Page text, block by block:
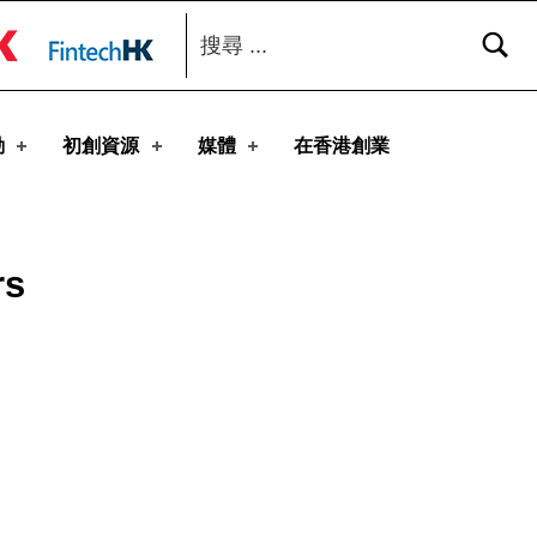
初創資源 媒體 在香港創業
搜尋：